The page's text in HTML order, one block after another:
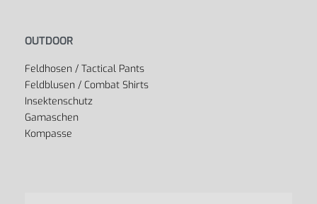
OUTDOOR
Feldhosen / Tactical Pants
Feldblusen / Combat Shirts
Insektenschutz
Gamaschen
Kompasse